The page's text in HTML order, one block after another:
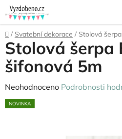
Přejít
na
obsah
Domů
/ Svatební dekorace / Stolová
Stolová šerpa
šifonová 5m
Průměrné
hodnocení
Neohodnoceno Podrobnosti
NOVINKA